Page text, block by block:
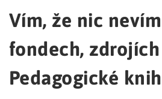
k
o
v
Vím, že nic
fondech,
Pedagogické
e
n
a
v